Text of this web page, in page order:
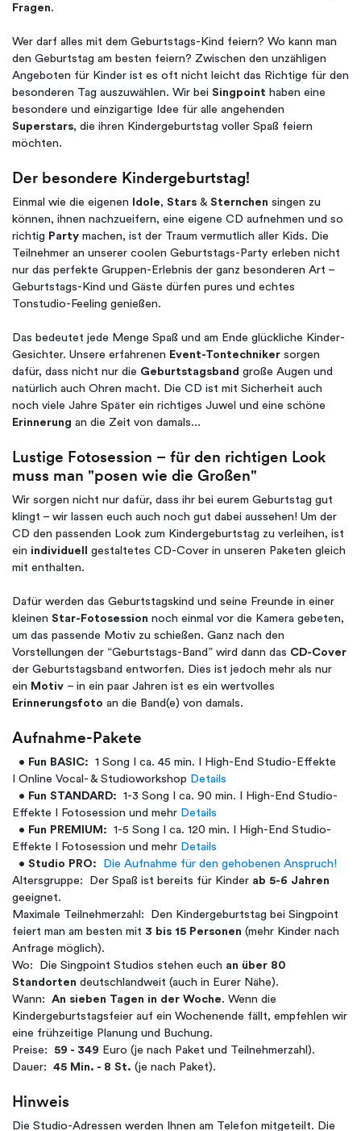
Fragen.
Wer darf alles mit dem Geburtstags-Kind feiern? Wo kann man
den Geburtstag am besten feiern? Zwischen den unzähligen
Angeboten für Kinder ist es oft nicht leicht das Richtige für den
besonderen Tag auszuwählen. Wir bei Singpoint haben eine
besondere und einzigartige Idee für alle angehenden
Superstars, die ihren Kindergeburtstag voller Spaß feiern
möchten.
Der besondere Kindergeburtstag!
Einmal wie die eigenen Idole, Stars & Sternchen singen zu
können, ihnen nachzueifern, eine eigene CD aufnehmen und so
richtig Party machen, ist der Traum vermutlich aller Kids. Die
Teilnehmer an unserer coolen Geburtstags-Party erleben nicht
nur das perfekte Gruppen-Erlebnis der ganz besonderen Art –
Geburtstags-Kind und Gäste dürfen pures und echtes
Tonstudio-Feeling genießen.
Das bedeutet jede Menge Spaß und am Ende glückliche Kinder-
Gesichter. Unsere erfahrenen Event-Tontechniker sorgen
dafür, dass nicht nur die Geburtstagsband große Augen und
natürlich auch Ohren macht. Die CD ist mit Sicherheit auch
noch viele Jahre Später ein richtiges Juwel und eine schöne
Erinnerung an die Zeit von damals...
Lustige Fotosession – für den richtigen Look
muss man "posen wie die Großen"
Wir sorgen nicht nur dafür, dass ihr bei eurem Geburtstag gut
klingt – wir lassen euch auch noch gut dabei aussehen! Um der
CD den passenden Look zum Kindergeburtstag zu verleihen, ist
ein individuell gestaltetes CD-Cover in unseren Paketen gleich
mit enthalten.
Dafür werden das Geburtstagskind und seine Freunde in einer
kleinen Star-Fotosession noch einmal vor die Kamera gebeten,
um das passende Motiv zu schießen. Ganz nach den
Vorstellungen der “Geburtstags-Band” wird dann das CD-Cover
der Geburtstagsband entworfen. Dies ist jedoch mehr als nur
ein Motiv – in ein paar Jahren ist es ein wertvolles
Erinnerungsfoto an die Band(e) von damals.
Aufnahme-Pakete
• Fun BASIC: 1 Song I ca. 45 min. I High-End Studio-Effekte
I Online Vocal- & Studioworkshop Details
• Fun STANDARD: 1-3 Song I ca. 90 min. I High-End Studio-
Effekte I Fotosession und mehr Details
• Fun PREMIUM: 1-5 Song I ca. 120 min. I High-End Studio-
Effekte I Fotosession und mehr Details
• Studio PRO:
Die Aufnahme für den gehobenen Anspruch!
Altersgruppe: Der Spaß ist bereits für Kinder ab 5-6 Jahren
geeignet.
Maximale Teilnehmerzahl: Den Kindergeburtstag bei Singpoint
feiert man am besten mit 3 bis 15 Personen (mehr Kinder nach
Anfrage möglich).
Wo: Die Singpoint Studios stehen euch an über 80
Standorten deutschlandweit (auch in Eurer Nähe).
Wann: An sieben Tagen in der Woche. Wenn die
Kindergeburtstagsfeier auf ein Wochenende fällt, empfehlen wir
eine frühzeitige Planung und Buchung.
Preise: 59 - 349 Euro (je nach Paket und Teilnehmerzahl).
Dauer: 45 Min. - 8 St. (je nach Paket).
Hinweis
Die Studio-Adressen werden Ihnen am Telefon mitgeteilt. Die